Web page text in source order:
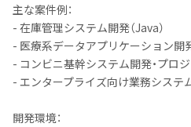
主な案件例：
- 在庫管理システム開発（Java）
- 医療系データアプリケーション開
- コンビニ基幹システム開発・プロ
- エンタープライズ向け業務システ
開発環境：